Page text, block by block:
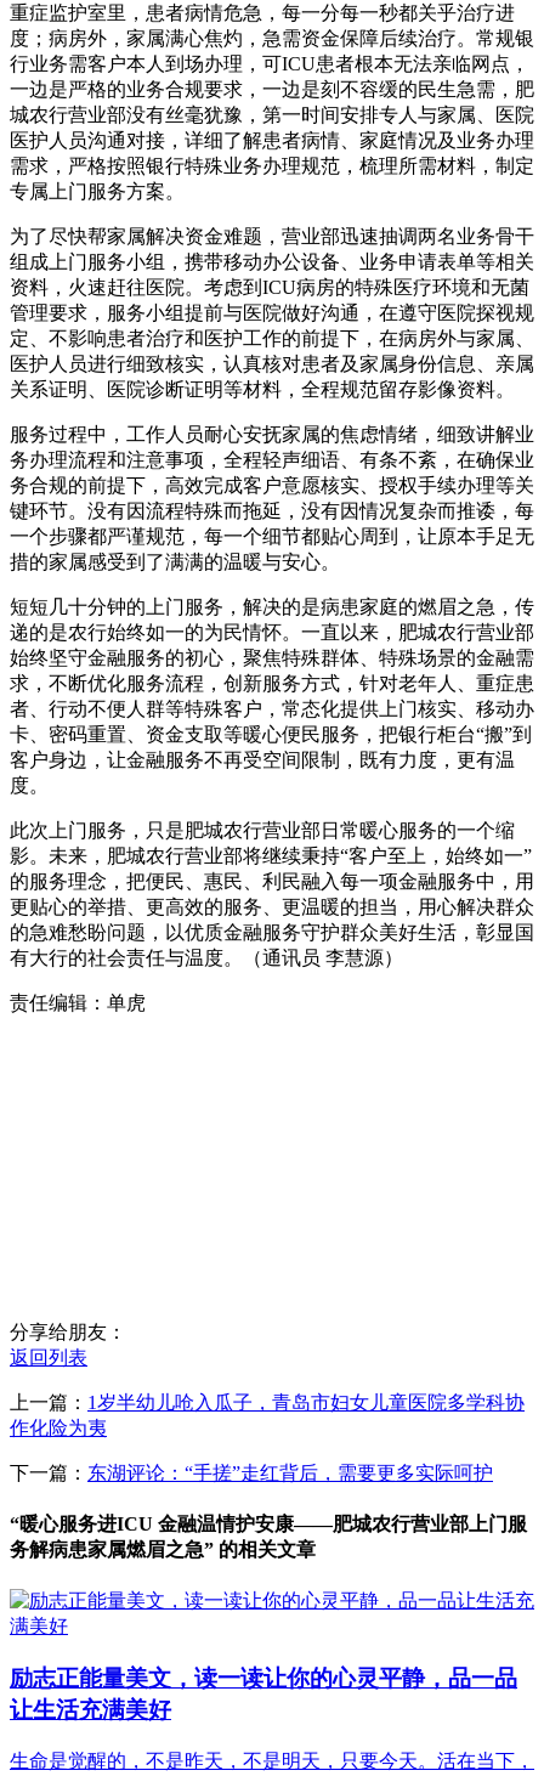
重症监护室里，患者病情危急，每一分每一秒都关乎治疗进
度；病房外，家属满心焦灼，急需资金保障后续治疗。常规银
行业务需客户本人到场办理，可ICU患者根本无法亲临网点，
一边是严格的业务合规要求，一边是刻不容缓的民生急需，肥
城农行营业部没有丝毫犹豫，第一时间安排专人与家属、医院
医护人员沟通对接，详细了解患者病情、家庭情况及业务办理
需求，严格按照银行特殊业务办理规范，梳理所需材料，制定
专属上门服务方案。
为了尽快帮家属解决资金难题，营业部迅速抽调两名业务骨干
组成上门服务小组，携带移动办公设备、业务申请表单等相关
资料，火速赶往医院。考虑到ICU病房的特殊医疗环境和无菌
管理要求，服务小组提前与医院做好沟通，在遵守医院探视规
定、不影响患者治疗和医护工作的前提下，在病房外与家属、
医护人员进行细致核实，认真核对患者及家属身份信息、亲属
关系证明、医院诊断证明等材料，全程规范留存影像资料。
服务过程中，工作人员耐心安抚家属的焦虑情绪，细致讲解业
务办理流程和注意事项，全程轻声细语、有条不紊，在确保业
务合规的前提下，高效完成客户意愿核实、授权手续办理等关
键环节。没有因流程特殊而拖延，没有因情况复杂而推诿，每
一个步骤都严谨规范，每一个细节都贴心周到，让原本手足无
措的家属感受到了满满的温暖与安心。
短短几十分钟的上门服务，解决的是病患家庭的燃眉之急，传
递的是农行始终如一的为民情怀。一直以来，肥城农行营业部
始终坚守金融服务的初心，聚焦特殊群体、特殊场景的金融需
求，不断优化服务流程，创新服务方式，针对老年人、重症患
者、行动不便人群等特殊客户，常态化提供上门核实、移动办
卡、密码重置、资金支取等暖心便民服务，把银行柜台“搬”到
客户身边，让金融服务不再受空间限制，既有力度，更有温
度。
此次上门服务，只是肥城农行营业部日常暖心服务的一个缩
影。未来，肥城农行营业部将继续秉持“客户至上，始终如一”
的服务理念，把便民、惠民、利民融入每一项金融服务中，用
更贴心的举措、更高效的服务、更温暖的担当，用心解决群众
的急难愁盼问题，以优质金融服务守护群众美好生活，彰显国
有大行的社会责任与温度。（通讯员 李慧源）
责任编辑：单虎
分享给朋友：
返回列表
上一篇： 1岁半幼儿呛入瓜子，青岛市妇女儿童医院多学科协
作化险为夷
下一篇： 东湖评论：“手搓”走红背后，需要更多实际呵护
“暖心服务进ICU 金融温情护安康——肥城农行营业部上门服
务解病患家属燃眉之急” 的相关文章
励志正能量美文，读一读让你的心灵平静，品一品
让生活充满美好
生命是觉醒的，不是昨天，不是明天，只要今天。活在当下，